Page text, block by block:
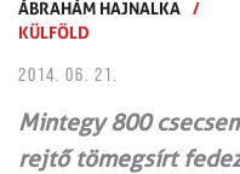
ÁBRAHÁM HAJNALKA /
KÜLFÖLD
2014. 06. 21.
Mintegy 800
rejtő tömegsírt